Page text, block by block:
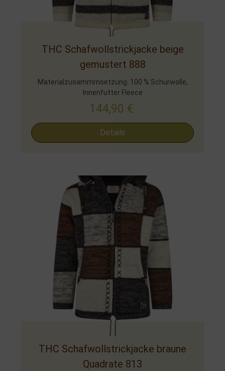
THC Schafwollstrickjacke beige
gemustert 888
Materialzusammrnsetzung: 100 % Schurwolle,
Innenfutter Fleece
144,90 €
Details
THC Schafwollstrickjacke braune
Quadrate 813